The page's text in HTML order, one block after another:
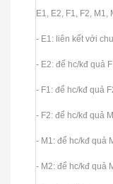
E1, E2, F1, F2, M1,
- E1: liên kết với
- E2: để hc/kđ quả
- F1: để hc/kđ quả
- F2: để hc/kđ quả
- M1: để hc/kđ quả
- M2: để hc/kđ quả